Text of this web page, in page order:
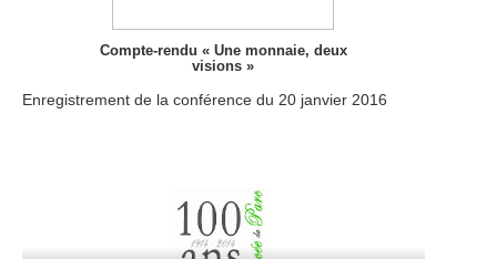
Compte-rendu « Une monnaie, deux
visions »
Enregistrement de la conférence du 20 janvier 2016